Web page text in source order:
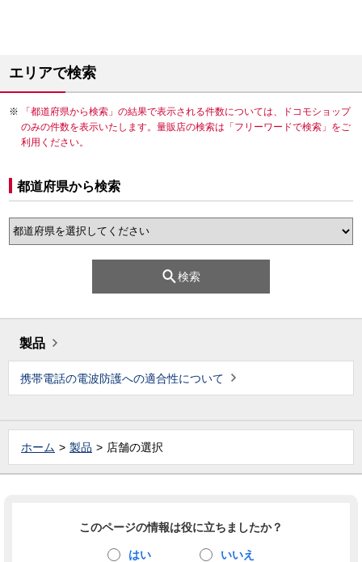
エリアで検索
「都道府県から検索」の結果で表示される件数については、ドコモショップ
のみの件数を表示いたします。量販店の検索は「フリーワードで検索」をご
利用ください。
都道府県から検索
検索
製品
携帯電話の電波防護への適合性について
ホーム 製品 店舗の選択
このページの情報は役に立ちましたか？
はい いいえ